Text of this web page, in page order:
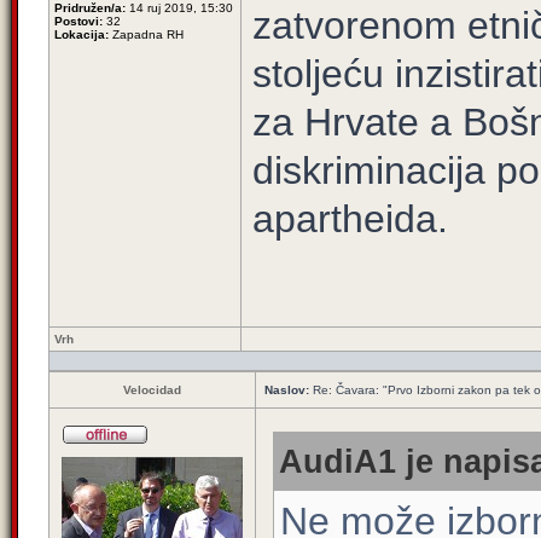
Pridružen/a: 14 ruj 2019, 15:30
Postovi: 32
Lokacija: Zapadna RH
zatvorenom
stoljeću
za Hrvate a
diskriminacija
apartheida.
Vrh
Velocidad Naslov: Re: Čavara: "Prvo Izborni zakon pa tek
AudiA1 je
Ne može